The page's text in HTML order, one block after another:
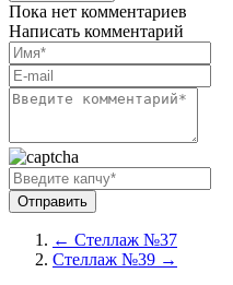
Пока нет комментариев
Написать комментарий
← Стеллаж №37
Стеллаж №39 →